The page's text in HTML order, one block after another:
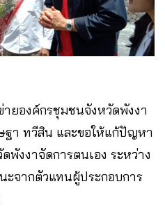
ยองค์กรชุมชนจังหวัดพังงา
ฐา ทวีสิน และขอให้แก้ปัญหา
งงาจัดการตนเอง ระหว่าง
ะจากตัวแทนผู้ประกอบการ